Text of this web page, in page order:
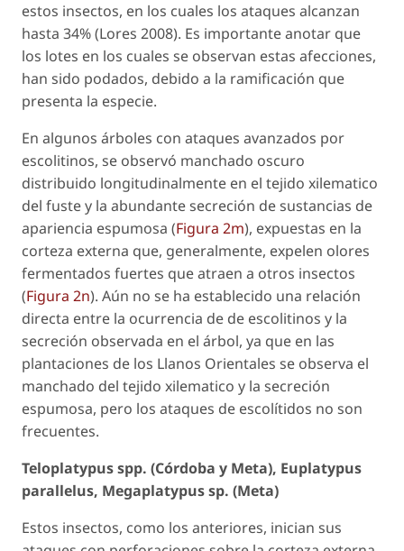
estos insectos, en los cuales los ataques alcanzan
hasta 34% (Lores 2008). Es importante anotar que
los lotes en los cuales se observan estas afecciones,
han sido podados, debido a la ramificación que
presenta la especie.
En algunos árboles con ataques avanzados por
escolitinos, se observó manchado oscuro
distribuido longitudinalmente en el tejido xilematico
del fuste y la abundante secreción de sustancias de
apariencia espumosa (Figura 2m), expuestas en la
corteza externa que, generalmente, expelen olores
fermentados fuertes que atraen a otros insectos
(Figura 2n). Aún no se ha establecido una relación
directa entre la ocurrencia de de escolitinos y la
secreción observada en el árbol, ya que en las
plantaciones de los Llanos Orientales se observa el
manchado del tejido xilematico y la secreción
espumosa, pero los ataques de escolítidos no son
frecuentes.
Teloplatypusspp. (Córdoba y Meta), Euplatypus
parallelus, Megaplatypussp. (Meta)
Estos insectos, como los anteriores, inician sus